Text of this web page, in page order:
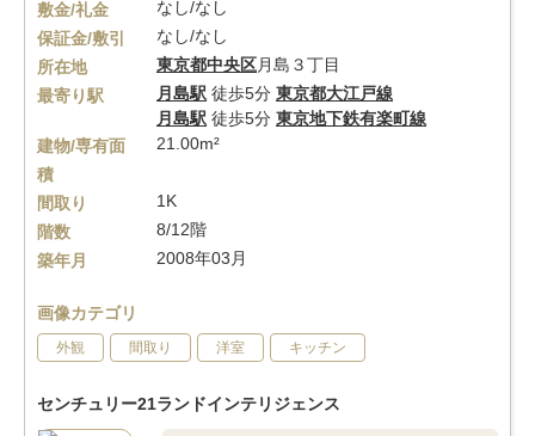
敷金/礼金
なし/なし
保証金/敷引
なし/なし
所在地
東京都中央区月島３丁目
最寄り駅
月島駅 徒歩5分 東京都大江戸線
月島駅 徒歩5分 東京地下鉄有楽町線
建物/専有面
積
21.00m²
間取り
1K
階数
8/12階
築年月
2008年03月
画像カテゴリ
外観 間取り 洋室 キッチン
センチュリー21ランドインテリジェンス